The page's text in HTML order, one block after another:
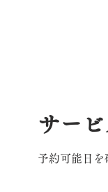
サー
予約可能日